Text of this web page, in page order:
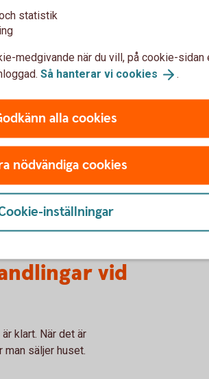
inom fem år.
en viss tidsperiod.
kommit in
prövar om den
projekt som
eller att man
vid
klart. När det är
säljer huset.
statistik
medgivande när du vill, på cookie-sidan
Så hanterar vi cookies .
alla cookies
nödvändiga cookies
inställningar